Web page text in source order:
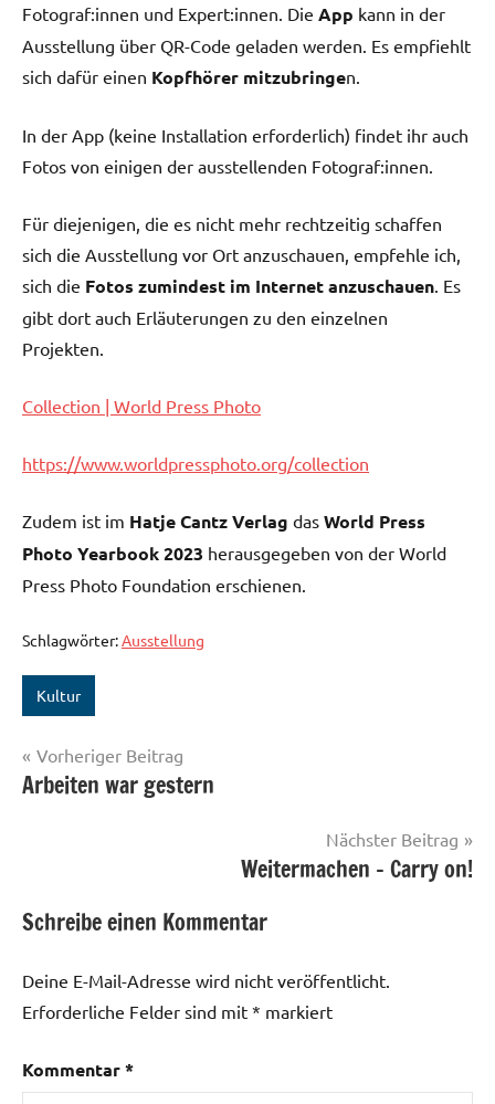
Fotograf:innen und Expert:innen. Die App kann in der
Ausstellung über QR-Code geladen werden. Es empfiehlt
sich dafür einen Kopfhörer mitzubringen.
In der App (keine Installation erforderlich) findet ihr auch
Fotos von einigen der ausstellenden Fotograf:innen.
Für diejenigen, die es nicht mehr rechtzeitig schaffen
sich die Ausstellung vor Ort anzuschauen, empfehle ich,
sich die Fotos zumindest im Internet anzuschauen . Es
gibt dort auch Erläuterungen zu den einzelnen
Projekten.
Collection | World Press Photo
https://www.worldpressphoto.org/collection
Zudem ist im Hatje Cantz Verlag das World Press
Photo Yearbook 2023 herausgegeben von der World
Press Photo Foundation erschienen.
Schlagwörter:Ausstellung
Kultur
Beitragsnavigation
Vorheriger Beitrag
Arbeiten war gestern
Nächster Beitrag
Weitermachen – Carry on!
Schreibe einen Kommentar
Deine E-Mail-Adresse wird nicht veröffentlicht.
Erforderliche Felder sind mit * markiert
Kommentar*